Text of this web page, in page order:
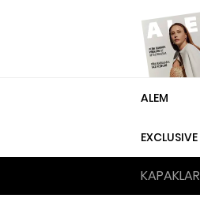
ALEM
EXCLUSIVE
KAPAKLAR